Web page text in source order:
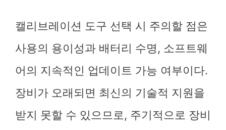
캘리브레이션 도구 선택 시 주의할 점은
사용의 용이성과 배터리 수명, 소프트웨
어의 지속적인 업데이트 가능 여부이다.
장비가 오래되면 최신의 기술적 지원을
받지 못할 수 있으므로, 주기적으로 장비